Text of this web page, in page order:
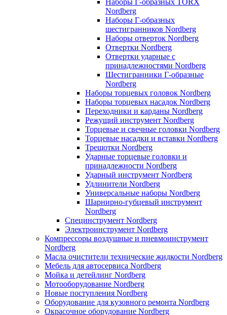
Наборы Г-образных TORX
Nordberg
Наборы Г-образных
шестигранников Nordberg
Наборы отверток Nordberg
Отвертки Nordberg
Отвертки ударные с
принадлежностями Nordberg
Шестигранники Г-образные
Nordberg
Наборы торцевых головок Nordberg
Наборы торцевых насадок Nordberg
Переходники и карданы Nordberg
Режущий инструмент Nordberg
Торцевые и свечные головки Nordberg
Торцевые насадки и вставки Nordberg
Трещотки Nordberg
Ударные торцевые головки и
принадлежности Nordberg
Ударный инструмент Nordberg
Удлинители Nordberg
Универсальные наборы Nordberg
Шарнирно-губцевый инструмент
Nordberg
Специнструмент Nordberg
Электроинструмент Nordberg
Компрессоры воздушные и пневмоинструмент
Nordberg
Масла очистители технические жидкости Nordberg
Мебель для автосервиса Nordberg
Мойка и детейлинг Nordberg
Мотооборудование Nordberg
Новые поступления Nordberg
Оборудование для кузовного ремонта Nordberg
Окрасочное оборудование Nordberg